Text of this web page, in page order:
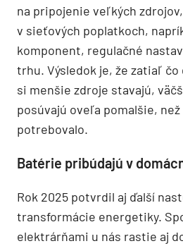
na pripojenie veľkých
v sieťových poplatkoch,
komponent, regulačné
trhu. Výsledok je, že zatiaľ
si menšie zdroje stavajú,
posúvajú oveľa pomalšie,
potrebovalo.
Batérie pribúdajú v
Rok 2025 potvrdil aj ďalší
transformácie energetiky.
elektrárňami u nás rastie aj